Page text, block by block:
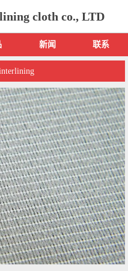
cloth co., LTD
新闻 联系